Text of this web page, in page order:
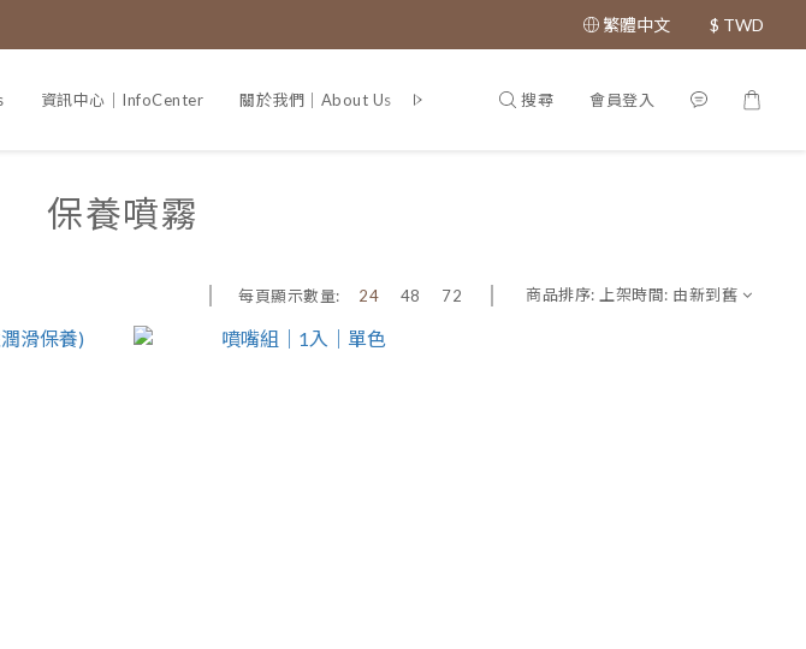
繁體中文 $ TWD
資訊中心｜InfoCenter 關於我們｜About Us 專利證書｜Patent
搜尋 會員登入
保養噴霧
每頁顯示數量: 24 48 72 商品排序: 上架時間: 由新到舊